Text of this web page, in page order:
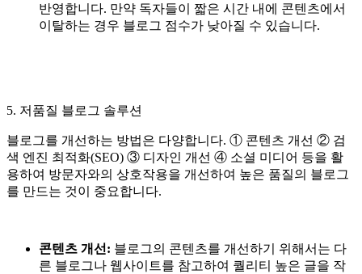
반영합니다. 만약 독자들이 짧은 시간 내에 콘텐츠에서
이탈하는 경우 블로그 점수가 낮아질 수 있습니다.
5. 저품질 블로그 솔루션
블로그를 개선하는 방법은 다양합니다. ① 콘텐츠 개선 ② 검
색 엔진 최적화(SEO) ③ 디자인 개선 ④ 소셜 미디어 등을 활
용하여 방문자와의 상호작용을 개선하여 높은 품질의 블로그
를 만드는 것이 중요합니다.
콘텐츠 개선: 블로그의 콘텐츠를 개선하기 위해서는 다
른 블로그나 웹사이트를 참고하여 퀄리티 높은 글을 작